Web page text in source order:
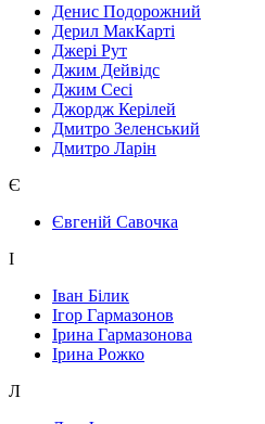
Денис Подорожний
Дерил МакКарті
Джері Рут
Джим Дейвідс
Джим Сесі
Джордж Керілей
Дмитро Зеленський
Дмитро Ларін
Є
Євгеній Савочка
І
Іван Білик
Ігор Гармазонов
Ірина Гармазонова
Ірина Рожко
Л